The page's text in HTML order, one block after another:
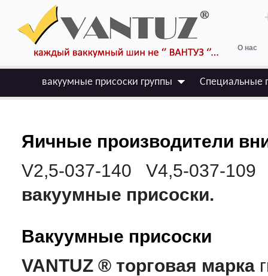
О нас
вакуумные присоски группы Специальные
Яичные производители
V2,5-037-140 V4,5-037-109
вакуумные присоски.
Вакуумные присоски
VANTUZ ® торговая марка